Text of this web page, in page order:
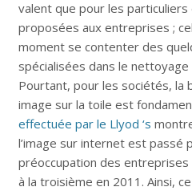
valent que pour les
proposées aux entreprises ;
moment se contenter des
spécialisées dans le
Pourtant, pour les sociétés, la
image sur la toile est
effectuée par le Llyod ‘s
l’image sur internet est passé
préoccupation des
à la troisième en 2011. Ainsi,